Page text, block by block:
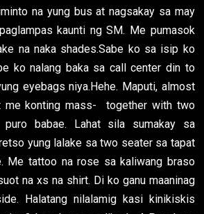
na yung bus at nagsakay sa may
kaunti ng SM. Me pumasok
na naka shades.Sabe ko sa isip ko
ko nalang baka sa call center din to
eyebags niya.Hehe. Maputi, almost
me konting mass- together with two
puro babae. Lahat sila sumakay sa
yung lalake sa two seater sa tapat
Me tattoo na rose sa kaliwang braso
na xs na shirt. Di ko ganu maaninag
Halatang nilalamig kasi kinikiskis